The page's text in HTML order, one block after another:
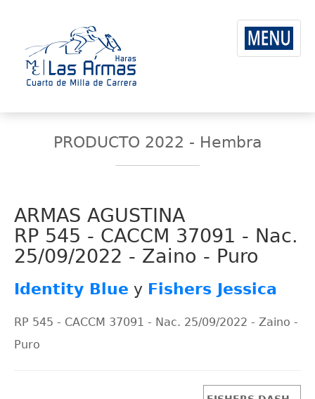
PRODUCTO 2022 - Hembra
ARMAS AGUSTINA
RP 545 - CACCM 37091 - Nac.
25/09/2022 - Zaino - Puro
Identity Blue y Fishers Jessica
RP 545 - CACCM 37091 - Nac. 25/09/2022 - Zaino -
Puro